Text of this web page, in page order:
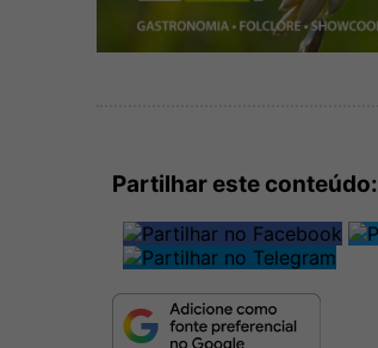
Partilhar este conteúdo: